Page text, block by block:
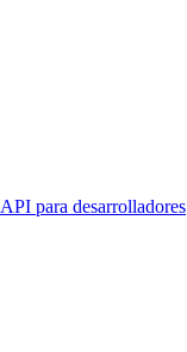
API para desarrolladores